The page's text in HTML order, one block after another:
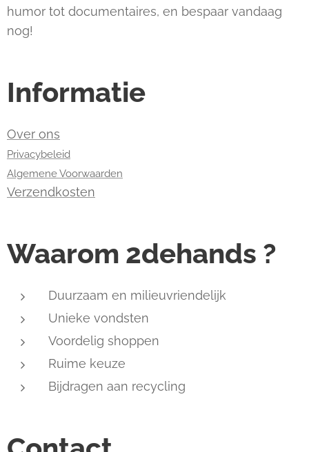
humor tot documentaires, en bespaar vandaag
nog!
Informatie
Over ons
Privacybeleid
Algemene Voorwaarden
Verzendkosten
Waarom 2dehands ?
Duurzaam en milieuvriendelijk
Unieke vondsten
Voordelig shoppen
Ruime keuze
Bijdragen aan recycling